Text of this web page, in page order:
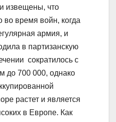
извещены, что
во время войн, когда
армия, и
в партизанскую
сократилось с
до 700 000, однако
растет и является
в Европе. Как